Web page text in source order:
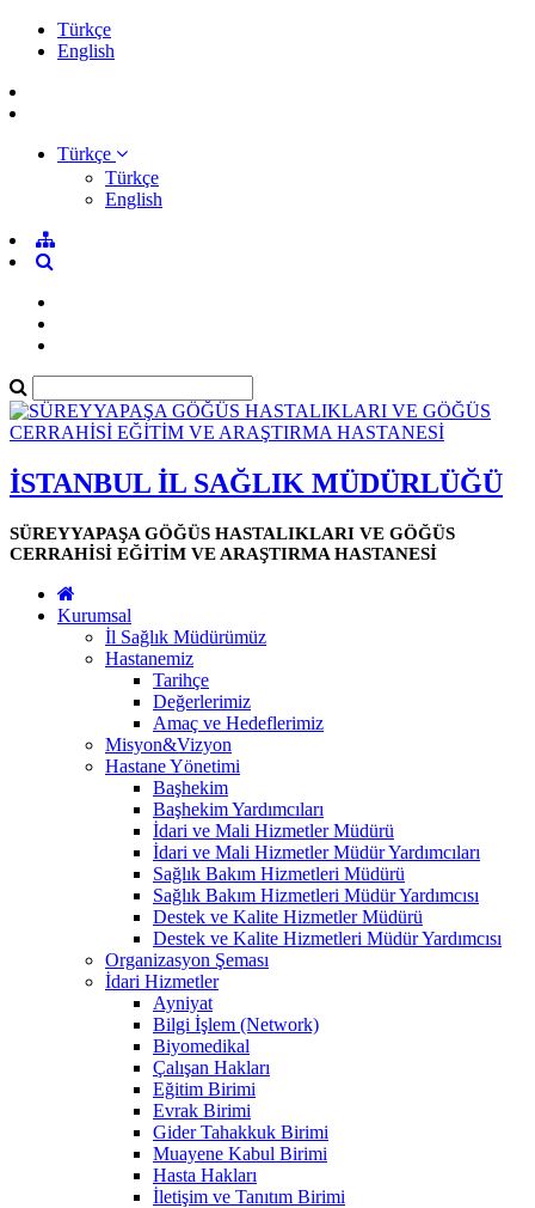
Türkçe
English
Türkçe
Türkçe
English
İSTANBUL İL SAĞLIK MÜDÜRLÜĞÜ
SÜREYYAPAŞA GÖĞÜS HASTALIKLARI VE GÖĞÜS
CERRAHİSİ EĞİTİM VE ARAŞTIRMA HASTANESİ
Kurumsal
İl Sağlık Müdürümüz
Hastanemiz
Tarihçe
Değerlerimiz
Amaç ve Hedeflerimiz
Misyon&Vizyon
Hastane Yönetimi
Başhekim
Başhekim Yardımcıları
İdari ve Mali Hizmetler Müdürü
İdari ve Mali Hizmetler Müdür Yardımcıları
Sağlık Bakım Hizmetleri Müdürü
Sağlık Bakım Hizmetleri Müdür Yardımcısı
Destek ve Kalite Hizmetler Müdürü
Destek ve Kalite Hizmetleri Müdür Yardımcısı
Organizasyon Şeması
İdari Hizmetler
Ayniyat
Bilgi İşlem (Network)
Biyomedikal
Çalışan Hakları
Eğitim Birimi
Evrak Birimi
Gider Tahakkuk Birimi
Muayene Kabul Birimi
Hasta Hakları
İletişim ve Tanıtım Birimi